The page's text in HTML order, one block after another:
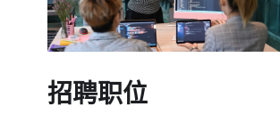
招聘职位